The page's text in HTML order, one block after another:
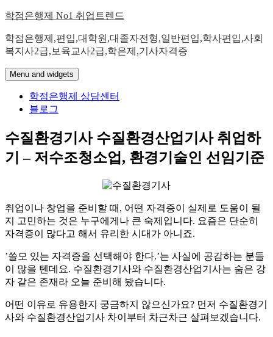
Skip
content
학점은행제 No1 취업트렌드
학점은행제,편입,대학원,대졸자전형,일반편입,학사편입,사회
복지사2급,보육교사2급,학은제,기사자격증
Menu and widgets
학점은행제 상담센터
블로그
수질환경기사 수질환경산업기사 취업하
기 – 저수조청소업, 환경기술인 선임기준
취업이나 창업을 준비할 때, 어떤 자격증이 실제로 도움이 될
지 고민하는 것은 누구에게나 큰 숙제입니다. 요즘은 단순히
자격증이 많다고 해서 유리한 시대가 아니죠.
​’쓸모 있는 자격증을 선택해야 한다.’는 사실에 공감하는 분들
이 많을 텐데요. 수질환경기사와 수질환경산업기사는 숨은 강
자 같은 존재라 오늘 준비해 봤습니다.
​어떤 이유로 유용한지 궁금하지 않으신가요? 먼저 수질환경기
사와 수질환경산업기사 차이부터 차근차근 살펴보겠습니다.